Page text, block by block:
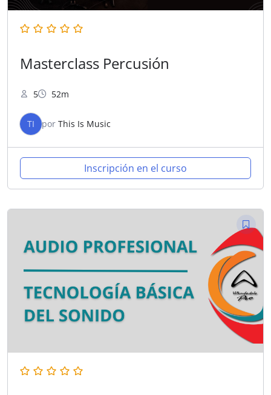
Masterclass Percusión
5 52m
TI por This Is Music
Inscripción en el curso